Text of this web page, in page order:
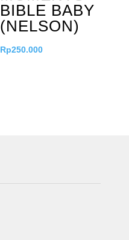
BIBLE BABY
(NELSON)
Rp250.000